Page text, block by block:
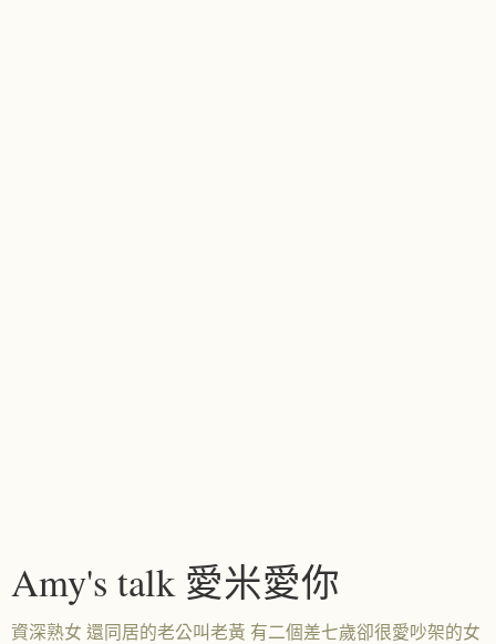
Amy's talk 愛米愛你
資深熟女 還同居的老公叫老黃 有二個差七歲卻很愛吵架的女